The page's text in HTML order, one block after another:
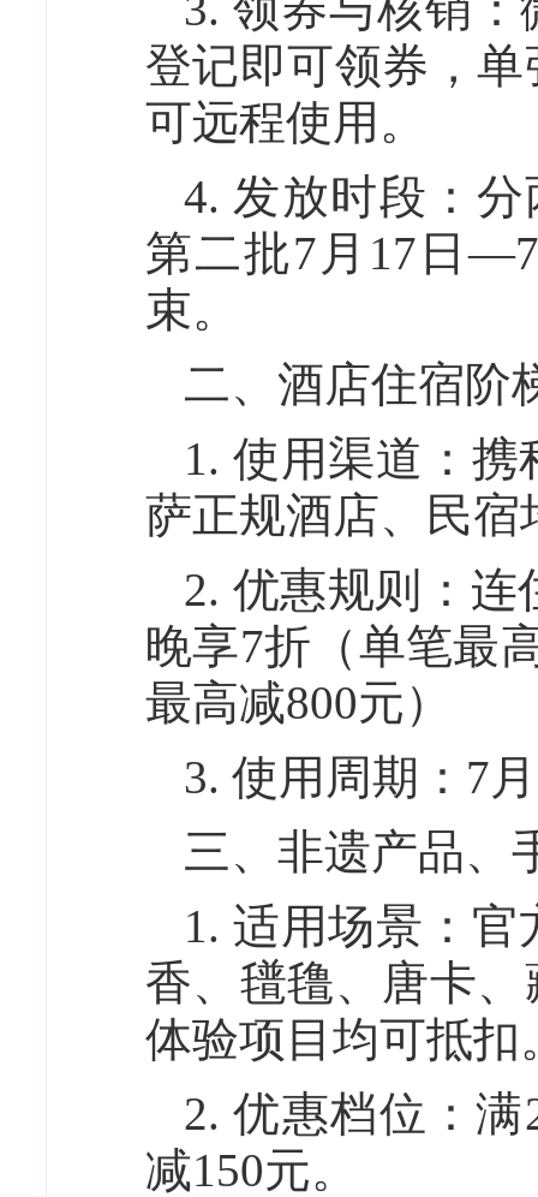
登记即可领券，
可远程使用。
4. 发放时段：
第二批7月17日
束。
二、酒店住宿阶
1. 使用渠道：
萨正规酒店、民宿
2. 优惠规则：连
晚享7折（单笔最
最高减800元）
3. 使用周期：7
三、非遗产品、
1. 适用场景：
香、氆氇、唐卡
体验项目均可抵扣
2. 优惠档位：满
减150元。